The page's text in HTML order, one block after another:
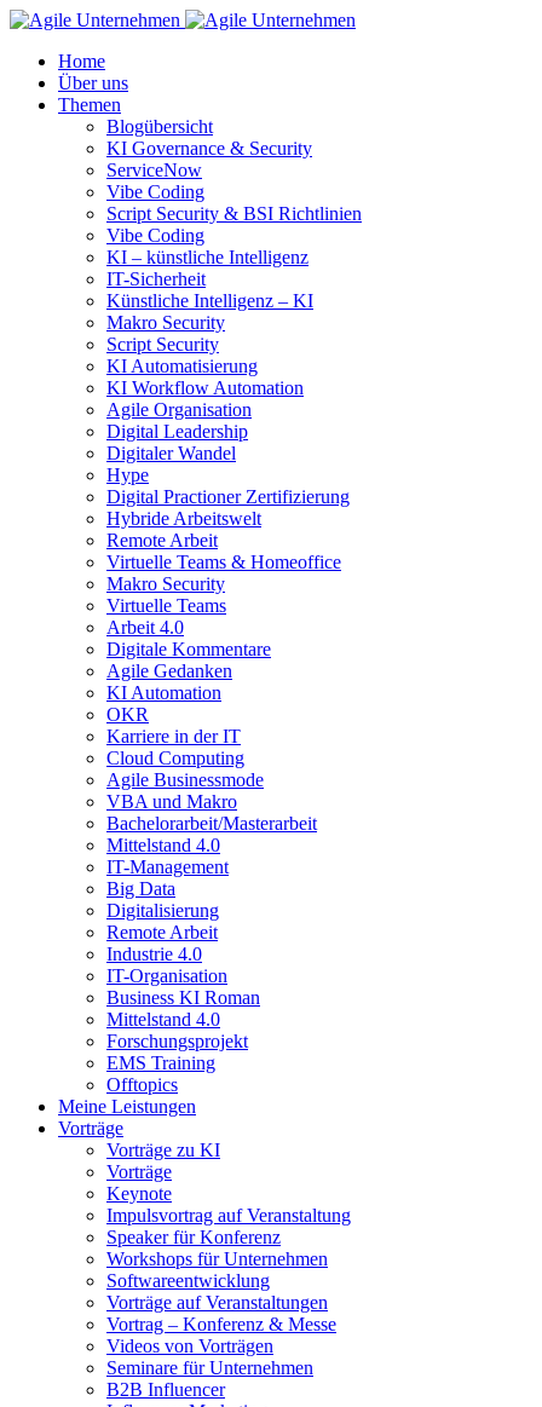
Home
Über uns
Themen
Blogübersicht
KI Governance & Security
ServiceNow
Vibe Coding
Script Security & BSI Richtlinien
Vibe Coding
KI – künstliche Intelligenz
IT-Sicherheit
Künstliche Intelligenz – KI
Makro Security
Script Security
KI Automatisierung
KI Workflow Automation
Agile Organisation
Digital Leadership
Digitaler Wandel
Hype
Digital Practioner Zertifizierung
Hybride Arbeitswelt
Remote Arbeit
Virtuelle Teams & Homeoffice
Makro Security
Virtuelle Teams
Arbeit 4.0
Digitale Kommentare
Agile Gedanken
KI Automation
OKR
Karriere in der IT
Cloud Computing
Agile Businessmode
VBA und Makro
Bachelorarbeit/Masterarbeit
Mittelstand 4.0
IT-Management
Big Data
Digitalisierung
Remote Arbeit
Industrie 4.0
IT-Organisation
Business KI Roman
Mittelstand 4.0
Forschungsprojekt
EMS Training
Offtopics
Meine Leistungen
Vorträge
Vorträge zu KI
Vorträge
Keynote
Impulsvortrag auf Veranstaltung
Speaker für Konferenz
Workshops für Unternehmen
Softwareentwicklung
Vorträge auf Veranstaltungen
Vortrag – Konferenz & Messe
Videos von Vorträgen
Seminare für Unternehmen
B2B Influencer